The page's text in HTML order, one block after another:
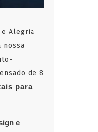
e Alegria
nossa
de 8
para
e